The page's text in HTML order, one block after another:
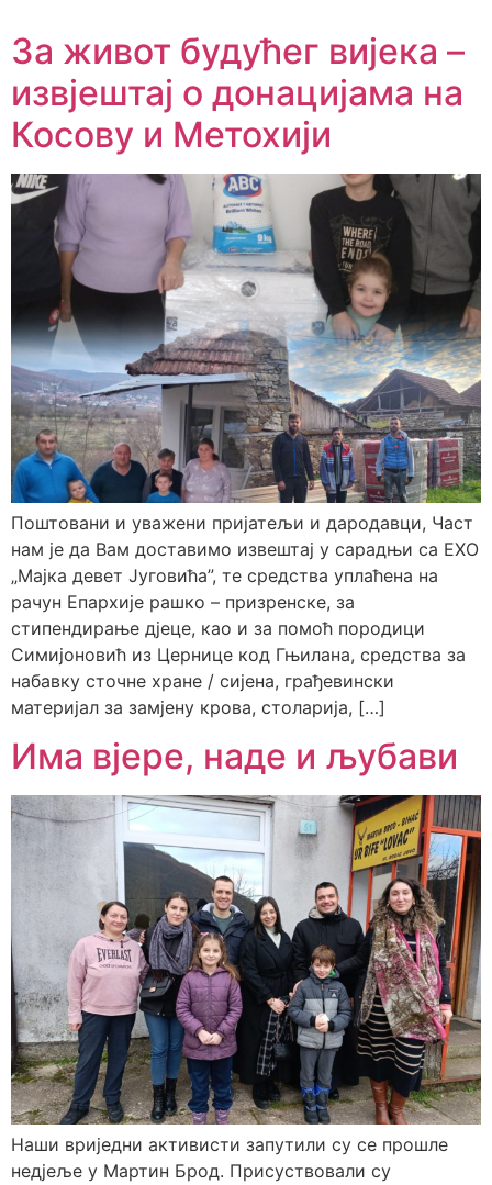
За живот будућег вијека –
извјештај о донацијама на
Косову и Метохији
Поштовани и уважени пријатељи и дародавци, Част
нам је да Вам доставимо извештај у сарадњи са ЕХО
„Мајка девет Југовића”, те средства уплаћена на
рачун Епархије рашко – призренске, за
стипендирање дјеце, као и за помоћ породици
Симијоновић из Цернице код Гњилана, средства за
набавку сточне хране / сијена, грађевински
материјал за замјену крова, столарија, […]
Има вјере, наде и љубави
Наши вриједни активисти запутили су се прошле
недјеље у Мартин Брод. Присуствовали су